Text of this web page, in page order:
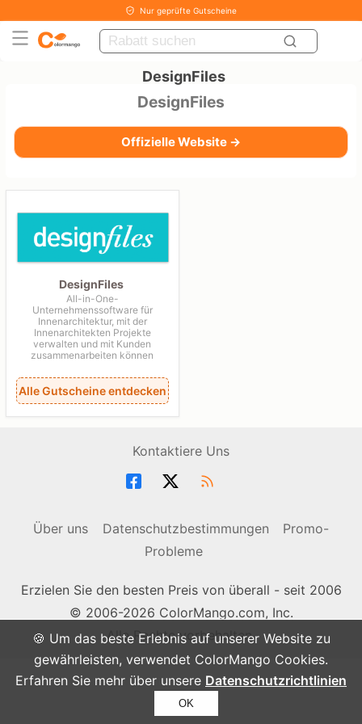
🍪 Um das beste Erlebnis auf unserer Website zu
gewährleisten, verwendet ColorMango Cookies.
Erfahren Sie mehr über unsere Datenschutzrichtlinien
OK
Nur geprüfte Gutscheine
DesignFiles
DesignFiles
Offizielle Website →
DesignFiles
All-in-One-
Unternehmenssoftware für
Innenarchitektur, mit der
Innenarchitekten Projekte
verwalten und mit Kunden
zusammenarbeiten können
Alle Gutscheine entdecken
Kontaktiere Uns
Über uns Datenschutzbestimmungen
Promo-
Probleme
Erzielen Sie den besten Preis von überall - seit 2006
© 2006-2026 ColorMango.com, Inc.
Alle Rechte vorbehalten.